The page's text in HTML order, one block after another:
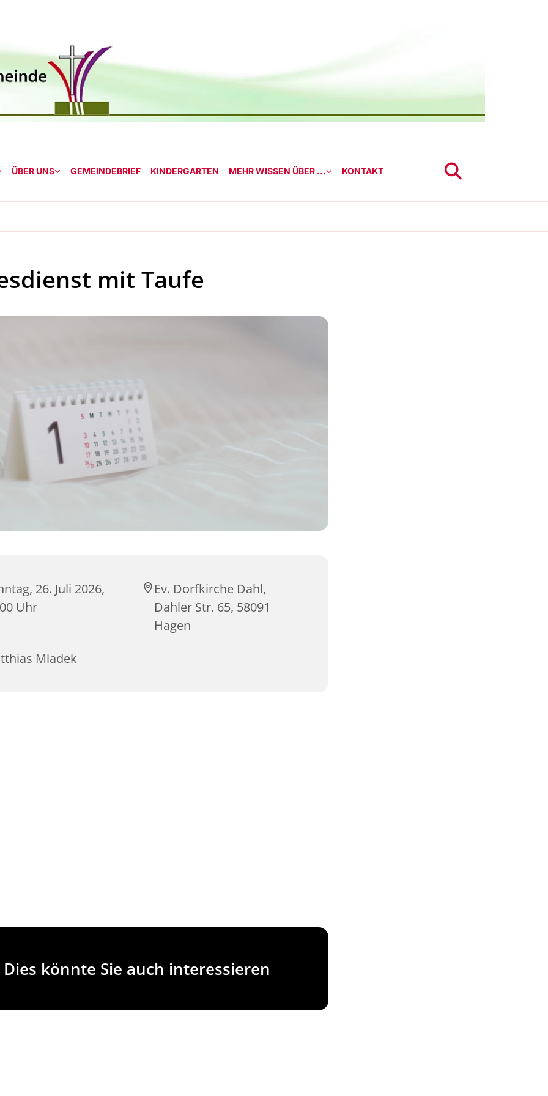
ÜBER UNS GEMEINDEBRIEF KINDERGARTEN MEHR WISSEN ÜBER ... KONTAKT
mit Taufe
26. Juli 2026,
Uhr
Ev. Dorfkirche Dahl,
Dahler Str. 65, 58091
Hagen
Mladek
Dies könnte Sie auch interessieren